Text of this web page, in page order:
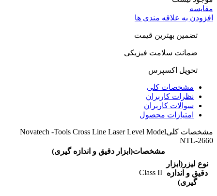
مقایسه
افزودن به علاقه مندی ها
تضمین بهترین قیمت
ضمانت سلامت فیزیکی
تحویل اکسپرس
مشخصات کلی
نظرات کاربران
سوالات کاربران
امتیازات محصول
مشخصات کلیNovatech -Tools Cross Line Laser Level Model
NTL-2660
مشخصات(ابزار دقیق و اندازه گیری)
نوع لیزر(ابزار
دقیق و اندازه
گیری)
Class ΙΙ